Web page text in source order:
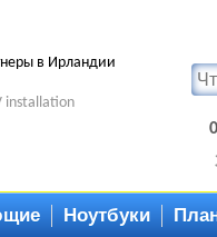
в Ирландии
installation
Ноутбуки